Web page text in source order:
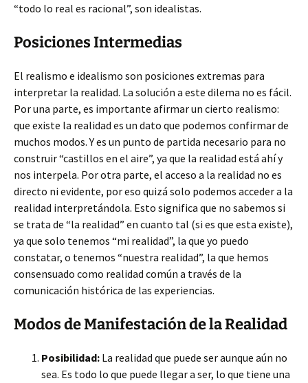
“todo lo real es racional”, son idealistas.
Posiciones Intermedias
El realismo e idealismo son posiciones extremas para
interpretar la realidad. La solución a este dilema no es fácil.
Por una parte, es importante afirmar un cierto realismo:
que existe la realidad es un dato que podemos confirmar de
muchos modos. Y es un punto de partida necesario para no
construir “castillos en el aire”, ya que la realidad está ahí y
nos interpela. Por otra parte, el acceso a la realidad no es
directo ni evidente, por eso quizá solo podemos acceder a la
realidad interpretándola. Esto significa que no sabemos si
se trata de “la realidad” en cuanto tal (si es que esta existe),
ya que solo tenemos “mi realidad”, la que yo puedo
constatar, o tenemos “nuestra realidad”, la que hemos
consensuado como realidad común a través de la
comunicación histórica de las experiencias.
Modos de Manifestación de la Realidad
Posibilidad: La realidad que puede ser aunque aún no
sea. Es todo lo que puede llegar a ser, lo que tiene una